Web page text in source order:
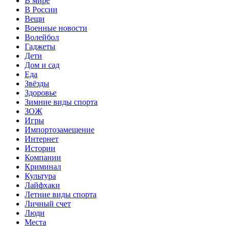
В России
Вещи
Военные новости
Волейбол
Гаджеты
Дети
Дом и сад
Еда
Звёзды
Здоровье
Зимние виды спорта
ЗОЖ
Игры
Импортозамещение
Интернет
Истории
Компании
Криминал
Культура
Лайфхаки
Летние виды спорта
Личный счет
Люди
Места